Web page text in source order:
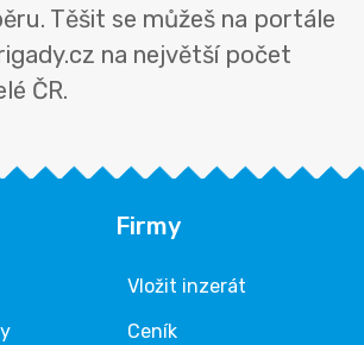
Těšit se můžeš na portále
na největší počet
ČR.
Firmy
Vložit inzerát
Ceník